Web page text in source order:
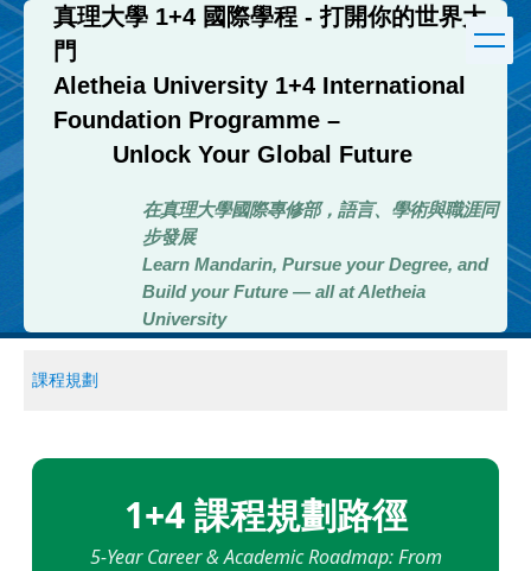
跳
到
主
要
內
容
區
真理大學 1+4 國際學程 - 打開你的世界大
門
Aletheia University 1+4 International
Foundation Programme –
Unlock Your Global Future
在真理大學國際專修部，語言、學術與職涯同
步發展
Learn Mandarin, Pursue your Degree, and
Build your Future — all at Aletheia
University
課程規劃
1+4 課程規劃路徑
5-Year Career & Academic Roadmap: From